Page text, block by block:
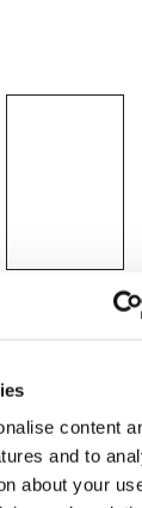
content
and to
about your
ME